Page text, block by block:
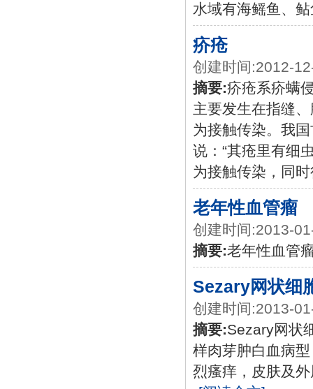
水域有海鳐鱼、
疥疮
创建时间:2012-
摘要:疥疮系疥螨
主要发生在指缝
为接触传染。我
说：“其疮里有细
为接触传染，同
老年性血管瘤
创建时间:2013-
摘要:老年性血管
Sezary网状细
创建时间:2013-
摘要:Sezary网状
样肉芽肿白血病
烈瘙痒，皮肤及